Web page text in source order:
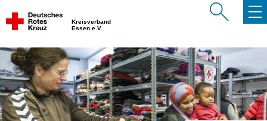
Kreisverband
Essen e.V.